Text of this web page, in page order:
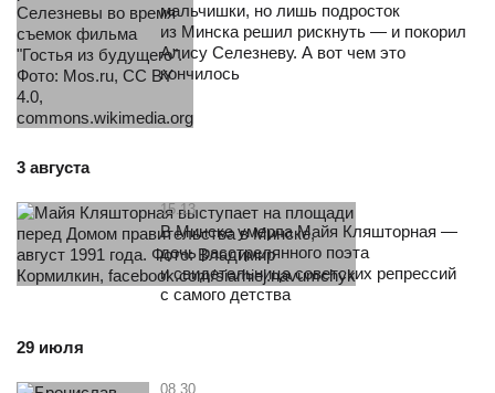
мальчишки, но лишь подросток
из Минска решил рискнуть — и покорил
Алису Селезневу. А вот чем это
кончилось
3 августа
В Минске умерла Майя Кляшторная —
дочь расстрелянного поэта
и свидетельница советских репрессий
с самого детства
15.13
29 июля
08.30